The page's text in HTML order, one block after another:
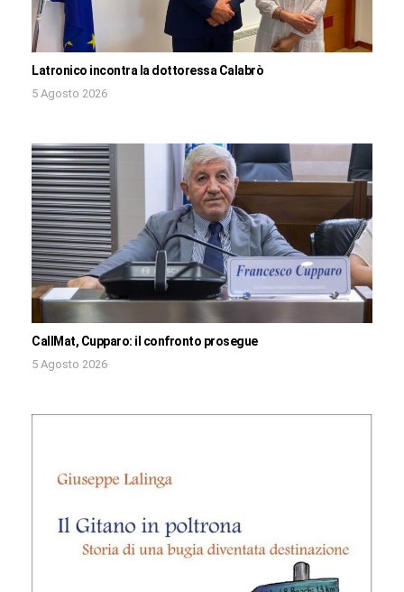
Latronico incontra la dottoressa Calabrò
5 Agosto 2026
CallMat, Cupparo: il confronto prosegue
5 Agosto 2026